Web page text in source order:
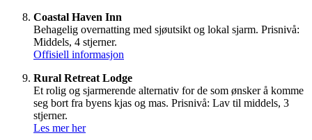
Coastal Haven Inn
Behagelig overnatting med sjøutsikt og lokal sjarm. Prisnivå:
Middels, 4 stjerner.
Offisiell informasjon
Rural Retreat Lodge
Et rolig og sjarmerende alternativ for de som ønsker å komme
seg bort fra byens kjas og mas. Prisnivå: Lav til middels, 3
stjerner.
Les mer her